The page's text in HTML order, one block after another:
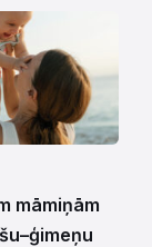
māmiņām